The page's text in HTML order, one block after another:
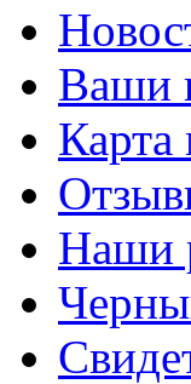
Ваши
Карта
Наши